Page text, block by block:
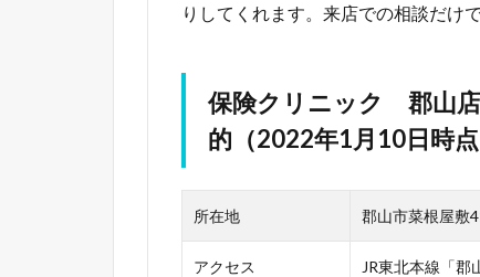
りしてくれます。来店での相談だけ
保険クリニック 郡山店
的（2022年1月10日時点
所在地 郡山市菜根屋敷
アクセス JR東北本線「郡